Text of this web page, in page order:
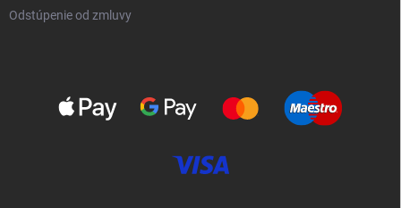
Odstúpenie od zmluvy